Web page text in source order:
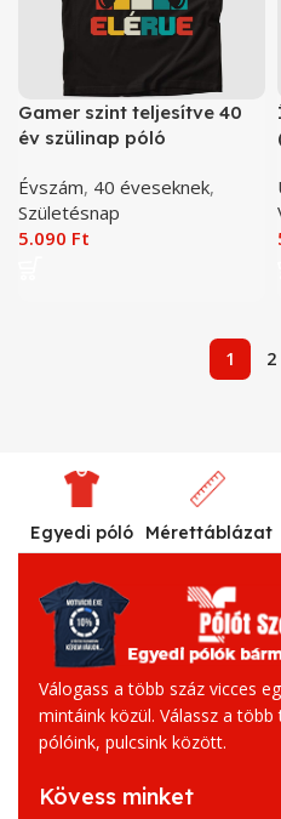
Gamer szint teljesítve 40
év szülinap póló
Évszám, 40 éveseknek,
Születésnap
5.090 Ft
1 2
Egyedi póló Mérettáblázat
Válogass a több száz vicces
mintáink közül. Válassz a több
pólóink, pulcsink között.
Kövess minket